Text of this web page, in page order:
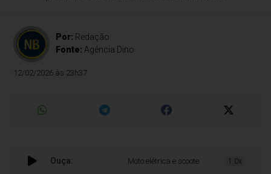
Por: Redação
Fonte: Agência Dino
12/02/2026 às 23h37
Ouça: Moto elétrica e scooter ganham espaço na
1.0x